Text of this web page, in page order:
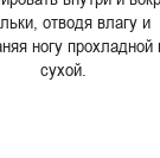
отводя влагу и
ногу прохладной
сухой.